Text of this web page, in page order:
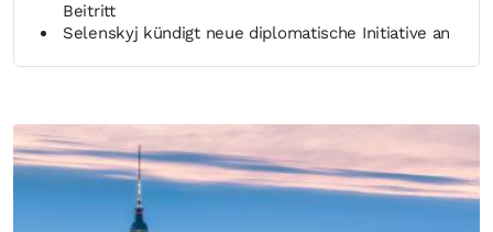
Beitritt
Selenskyj kündigt neue diplomatische Initiative an